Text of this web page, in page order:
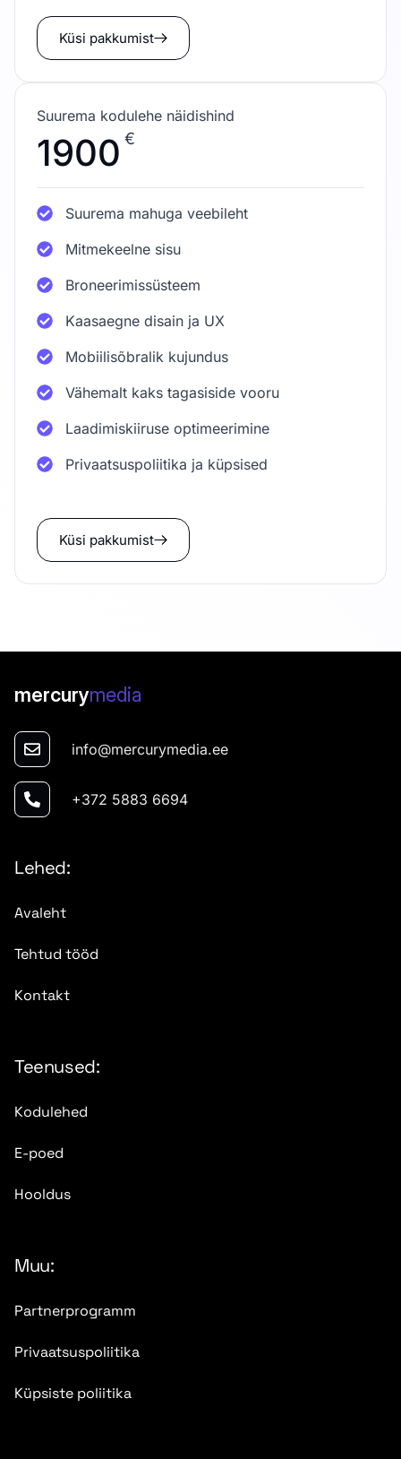
Küsi pakkumist
Suurema kodulehe näidishind
1900 €
Suurema mahuga veebileht
Mitmekeelne sisu
Broneerimissüsteem
Kaasaegne disain ja UX
Mobiilisõbralik kujundus
Vähemalt kaks tagasiside vooru
Laadimiskiiruse optimeerimine
Privaatsuspoliitika ja küpsised
Küsi pakkumist
mercurymedia
info@mercurymedia.ee
+372 5883 6694
Lehed:
Avaleht
Tehtud tööd
Kontakt
Teenused:
Kodulehed
E-poed
Hooldus
Muu:
Partnerprogramm
Privaatsuspoliitika
Küpsiste poliitika